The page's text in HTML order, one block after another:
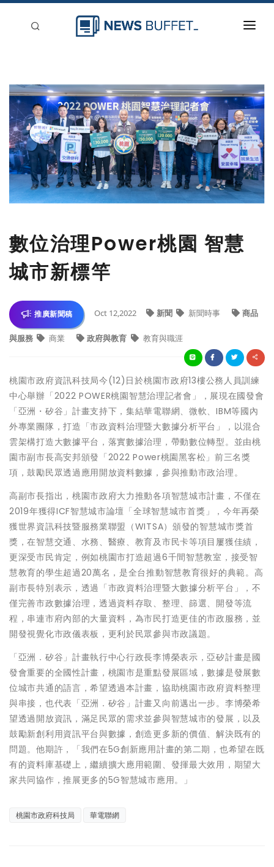
新聞稿分類
登入
刊登
數位治理Power桃園 智慧
城市新標竿
推廣新聞稿 Oct 12,2022 新聞 新聞時事 商品
與服務 商業 政府與教育 教育與職涯
桃園市政府資訊科技局今(12)日於桃園市政府13樓公務人員訓練
中心舉辦「2022 POWER桃園智慧治理記者會」，展現在國發會
「亞洲・矽谷」計畫支持下，集結華電聯網、微軟、IBM等國內
外專業團隊，打造「市政資料治理暨大數據分析平台」，以混合
雲架構打造大數據平台，落實數據治理，帶動數位轉型。並由桃
園市副市長高安邦頒發「2022 Power桃園黑客松」前三名獎
項，鼓勵民眾透過應用開放資料數據，參與推動市政治理。
高副市長指出，桃園市政府大力推動各項智慧城市計畫，不僅在
2019年獲得ICF智慧城市論壇「全球智慧城市首獎」，今年再榮
獲世界資訊科技暨服務業聯盟（WITSA）頒發的智慧城市獎首
獎，在智慧交通、水務、醫療、教育及市民卡等項目屢獲佳績，
更深受市民肯定，例如桃園市打造超過6千間智慧教室，接受智
慧教育的學生超過20萬名，是全台推動智慧教育很好的典範。高
副市長特別表示，透過「市政資料治理暨大數據分析平台」，不
僅完善市政數據治理，透過資料存取、整理、篩選、開發等流
程，串連市府內部的大量資料，為市民打造更佳的市政服務，並
開發視覺化市政儀表板，更利於民眾參與市政議題。
「亞洲．矽谷」計畫執行中心行政長李博榮表示，亞矽計畫是國
發會重要的全國性計畫，桃園市是重點發展區域，數據是發展數
位城市共通的語言，希望透過本計畫，協助桃園市政府資料整理
與串接，也代表「亞洲．矽谷」計畫又向前邁出一步。李博榮希
望透過開放資訊，滿足民眾的需求並參與智慧城市的發展，以及
鼓勵新創利用資訊平台與數據，創造更多新的價值、解決既有的
問題。他期許，「我們在5G創新應用計畫的第二期，也希望在既
有的資料庫基礎上，繼續擴大應用範圍、發揮最大效用，期望大
家共同協作，推展更多的5G智慧城市應用。」
桃園市政府科技局 華電聯網